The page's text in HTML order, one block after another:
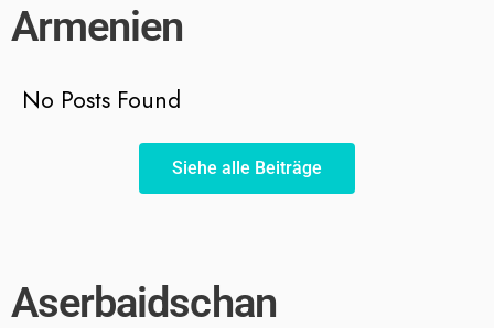
Armenien
No Posts Found
Siehe alle Beiträge
Aserbaidschan